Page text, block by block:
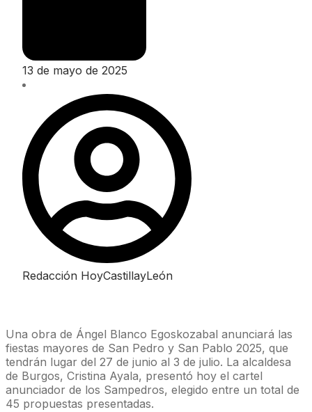
13 de mayo de 2025
Redacción HoyCastillayLeón
Una obra de Ángel Blanco Egoskozabal anunciará las
fiestas mayores de San Pedro y San Pablo 2025, que
tendrán lugar del 27 de junio al 3 de julio. La alcaldesa
de Burgos, Cristina Ayala, presentó hoy el cartel
anunciador de los Sampedros, elegido entre un total de
45 propuestas presentadas.